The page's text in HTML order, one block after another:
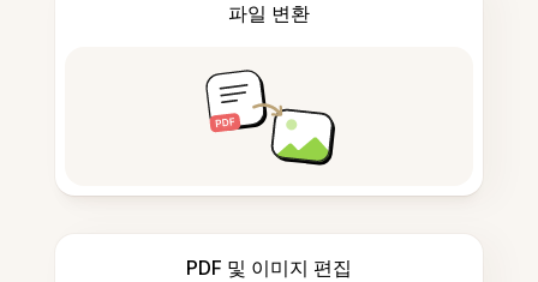
파일 변환
PDF 및 이미지 편집